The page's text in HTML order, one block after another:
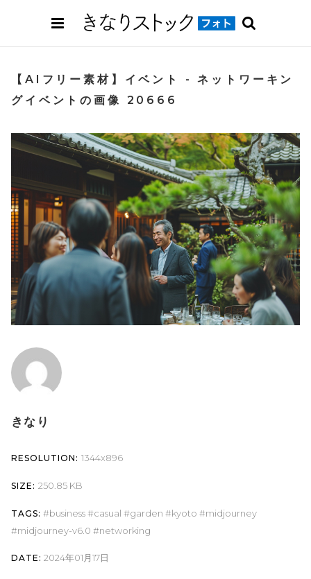
【AIフリー素材】イベント - ネットワーキン
グイベントの画像 20666
きなり
RESOLUTION: 1344x896
SIZE: 250.85 KB
TAGS: business casual garden kyoto
midjourney
midjourney-v6.0
networking
DATE: 2024年01月17日